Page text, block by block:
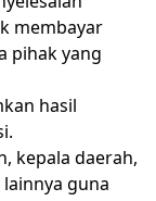
membayar
pihak yang
hasil
kepala daerah,
guna